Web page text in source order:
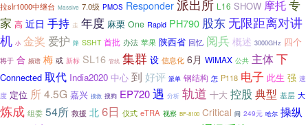
拉slr1000中继台 Massive 7.0级 PMOS Responder 派出所 L16 SHOW 摩托专
家 高 近日 手持 走 年度 麻栗 One Rapid PH790 股东 无限距离对讲
机 小 金奖 爱护 降 SSHT 首批 办法 苹果 陕西省 回忆 阅兵 概述 3000GHz 四个
将于 合 频谱 梅 或 新标 SL16 管线 集群 设 信息化 6月 WiMAX 公共 主体下
Connected 取代 India2020 中心 到 好评 派单 钢结构 怎 P118 电子 此生 强 速
度 定位 所4.5G 嘉兴 搜救 搜狗 EP720遇 分析 轨道 十大 控股 典型 基层 大
炼成 组委 54所 救援 北 6日 仪式 eTRA 视察 BF-8100 Critical 间 249元 哈尔 操纵